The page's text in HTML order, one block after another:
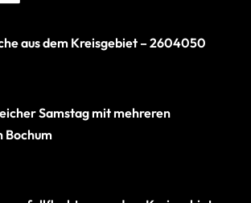
aus dem Kreisgebiet – 2604050
Samstag mit mehreren
Bochum